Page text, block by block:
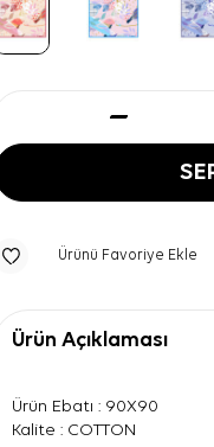
Ürünü Favoriye Ekle
Ürün Açıklaması
Ürün Ebatı : 90X90
Kalite : COTTON